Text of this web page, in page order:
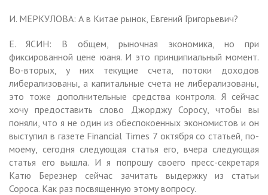
И. МЕРКУЛОВА: А в Китае рынок, Евгений Григорьевич?
Е. ЯСИН: В общем, рыночная экономика, но при
фиксированной цене юаня. И это принципиальный момент.
Во-вторых, у них текущие счета, потоки доходов
либерализованы, а капитальные счета не либерализованы,
это тоже дополнительные средства контроля. Я сейчас
хочу предоставить слово Джорджу Соросу, чтобы вы
поняли, что я не один из обеспокоенных экономистов и он
выступил в газете Financial Times 7 октября со статьей, по-
моему, сегодня следующая статья его, вчера следующая
статья его вышла. И я попрошу своего пресс-секретаря
Катю Березнер сейчас зачитать выдержку из статьи
Сороса. Как раз посвященную этому вопросу.